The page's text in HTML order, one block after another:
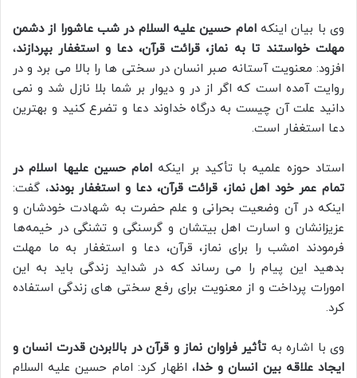
وی با بیان اینکهامام حسین علیه السلام در شب عاشورا از دشمن
مهلت خواستند تا به نماز، قرائت قرآن، دعا و استغفار بپردازند،
افزود: معنویت آستانه صبر انسان در سختی ها را بالا می برد و در
روایت آمده است که اگر از در و دیوار بر شما بلا نازل شد و نمی
دانید علت آن چیست به درگاه خداوند دعا و تضرع کنید و بهترین
دعا استغفار است.
استاد حوزه علمیه با تأکید بر اینکه امام حسین علیها اسلام در
تمام عمر خود اهل نماز، قرائت قرآن، دعا و استغفار بودند، گفت:
اینکه در آن وضعیت بحرانی و علم حضرت به شهادت خودشان و
عزیزانشان و اسارت اهل بیتشان و گرسنگی و تشنگی در خیمه‌ها
فرمودند امشب را برای نماز، قرآن، دعا و استغفار به ما مهلت
بدهید این پیام را می رساند که در شداید زندگی باید به این
امورات پرداخت و از معنویت برای رفع سختی های زندگی استفاده
کرد.
وی با اشاره به تأثیر فراوان نماز و قرآن در بالابردن قدرت انسان و
ایجاد علاقه بین انسان و خدا، اظهار کرد: امام حسین علیه السلام